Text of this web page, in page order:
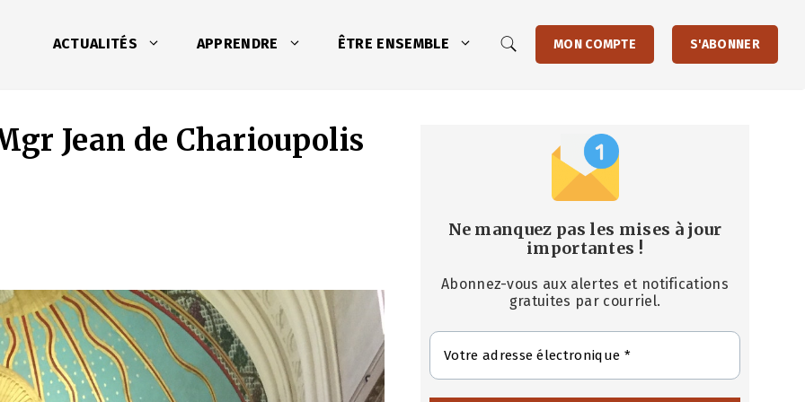
ACTUALITÉS APPRENDRE ÊTRE ENSEMBLE MON COMPTE S'ABONNER
Jean de Charioupolis
Ne manquez pas les mises à jour
importantes !
Abonnez-vous aux alertes et notifications
gratuites par courriel.